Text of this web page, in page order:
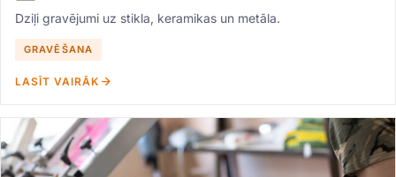
Dziļi gravējumi uz stikla, keramikas un metāla.
GRAVĒŠANA
LASĪT VAIRĀK